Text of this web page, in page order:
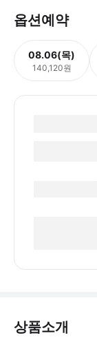
옵션예약
08.06(목)
140,120원
상품소개